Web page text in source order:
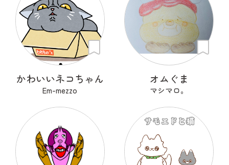
かわいいネコちゃん
Em-mezzo
オムぐま
マシマロ。